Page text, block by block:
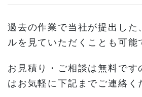
過去の作業で当社が提出した
ルを見ていただくことも可能
お見積り・ご相談は無料です
はお気軽に下記までご連絡く